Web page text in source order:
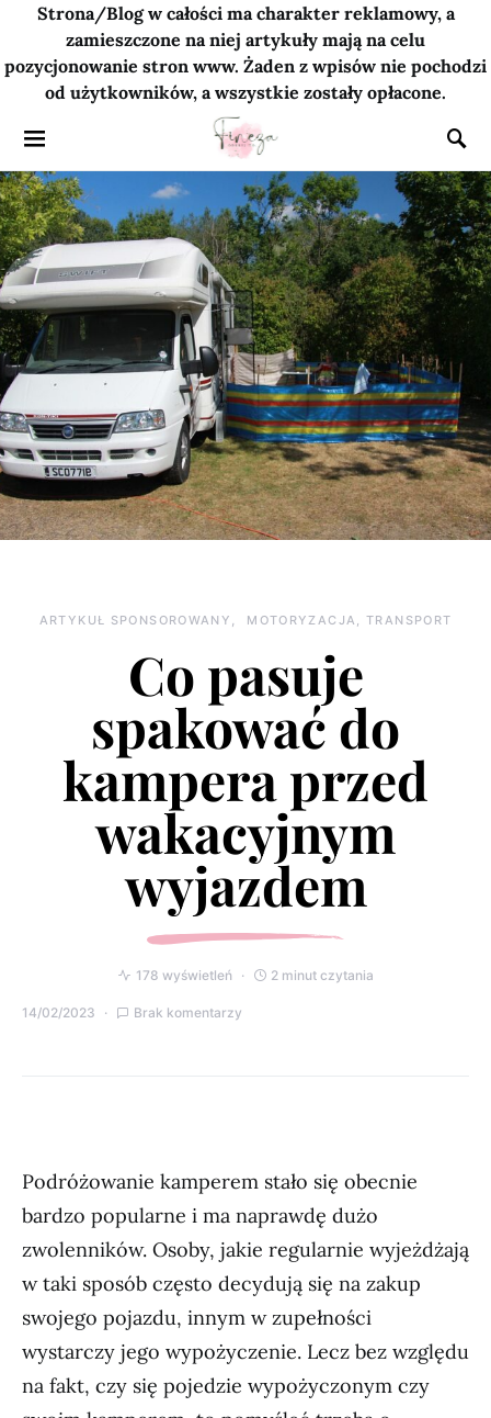
Strona/Blog w całości ma charakter reklamowy, a
zamieszczone na niej artykuły mają na celu
pozycjonowanie stron www. Żaden z wpisów nie pochodzi
od użytkowników, a wszystkie zostały opłacone.
ARTYKUŁ SPONSOROWANY MOTORYZACJA, TRANSPORT
Co pasuje
spakować do
kampera przed
wakacyjnym
wyjazdem
178 wyświetleń 2 minut czytania
14/02/2023 Brak komentarzy
Podróżowanie kamperem stało się obecnie
bardzo popularne i ma naprawdę dużo
zwolenników. Osoby, jakie regularnie wyjeżdżają
w taki sposób często decydują się na zakup
swojego pojazdu, innym w zupełności
wystarczy jego wypożyczenie. Lecz bez względu
na fakt, czy się pojedzie wypożyczonym czy